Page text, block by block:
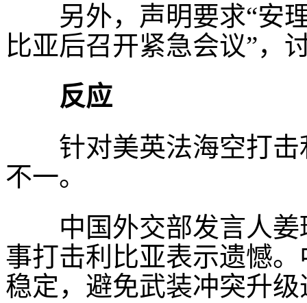
另外，声明要求“安理
比亚后召开紧急会议”，
反应
针对美英法海空打击
不一。
中国外交部发言人姜
事打击利比亚表示遗憾
稳定，避免武装冲突升